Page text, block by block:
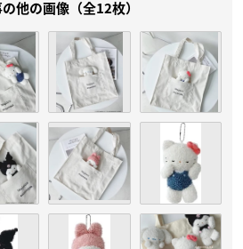
他の画像（全12枚）